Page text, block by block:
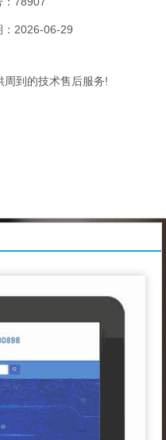
2026-06-29
周到的技术售后服务!